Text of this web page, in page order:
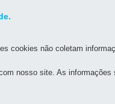
E DA PREVIDÊNCIA
Cívico
a 18h
cookies não coletam
nosso site. As informações